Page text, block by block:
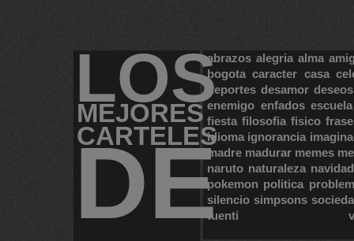
LOS
MEJORES
CARTELES
DE
abrazos alegria alma
bogota caracter casa
deportes desamor deseos
enemigo enfados escuela
fiesta filosofia fisico
idioma ignorancia
madre madurar memes
naruto naturaleza navidad
pokemon politica
silencio simpsons
tuenti